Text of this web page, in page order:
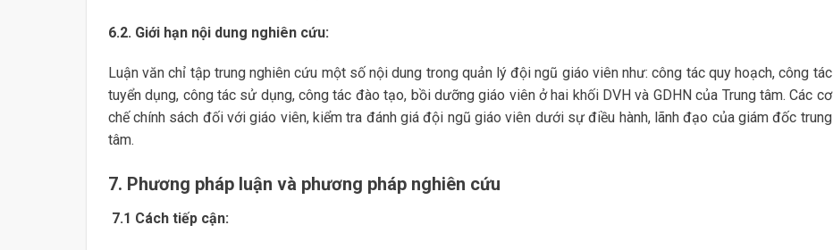
6.2. Giới hạn nội dung nghiên cứu:
Luận văn chỉ tập trung nghiên cứu một số nội dung trong quản lý đội ngũ giáo viên như: công tác quy hoạch, công tác
tuyển dụng, công tác sử dụng, công tác đào tạo, bồi dưỡng giáo viên ở hai khối DVH và GDHN của Trung tâm. Các cơ
chế chính sách đối với giáo viên, kiểm tra đánh giá đội ngũ giáo viên dưới sự điều hành, lãnh đạo của giám đốc trung
tâm.
7. Phương pháp luận và phương pháp nghiên cứu
7.1 Cách tiếp cận: